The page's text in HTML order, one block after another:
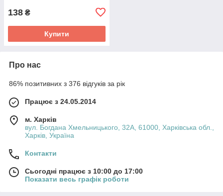
138 ₴
Купити
Про нас
86% позитивних з 376 відгуків за рік
Працює з 24.05.2014
м. Харків
вул. Богдана Хмельницького, 32А, 61000, Харківська обл.,
Харків, Україна
Контакти
Сьогодні працює з 10:00 до 17:00
Показати весь графік роботи